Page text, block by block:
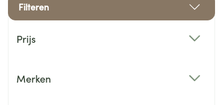
Filteren
Prijs
Merken